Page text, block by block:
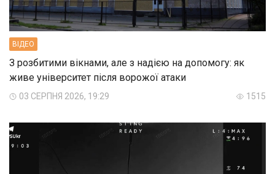
ВIДЕО
З розбитими вікнами, але з надією на допомогу: як
живе університет після ворожої атаки
03 СЕРПНЯ 2026, 19:29 1515